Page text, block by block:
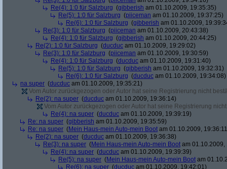
Re(4): 1:0 für Salzburg (gibberish am 01.10.2009, 19:35:35)
Re(5): 1:0 für Salzburg (piiceman am 01.10.2009, 19:37:25)
Re(6): 1:0 für Salzburg (gibberish am 01.10.2009,
Re(3): 1:0 für Salzburg (piiceman am 01.10.2009, 20:43:38)
Re(4): 1:0 für Salzburg (gibberish am 01.10.2009, 20:44:25)
Re(2): 1:0 für Salzburg (ducduc am 01.10.2009, 19:29:02)
Re(3): 1:0 für Salzburg (piiceman am 01.10.2009, 19:30:59)
Re(4): 1:0 für Salzburg (ducduc am 01.10.2009, 19:31:40)
Re(5): 1:0 für Salzburg (gibberish am 01.10.2009, 19:32:31)
Re(6): 1:0 für Salzburg (ducduc am 01.10.2009, 19:34:08)
na super (ducduc am 01.10.2009, 19:35:21)
Vom Autor zurückgezogen oder Autor hat seine Registrierung nicht
Re(2): na super (ducduc am 01.10.2009, 19:36:14)
Vom Autor zurückgezogen oder Autor hat seine Registrierung
Re(4): na super (ducduc am 01.10.2009, 19:39:19)
Re: na super (gibberish am 01.10.2009, 19:35:59)
Re: na super (Mein Haus-mein Auto-mein Boot am 01.10.2009,
Re(2): na super (ducduc am 01.10.2009, 19:36:38)
Re(3): na super (Mein Haus-mein Auto-mein Boot am 01.10.2009,
Re(4): na super (ducduc am 01.10.2009, 19:39:39)
Re(5): na super (Mein Haus-mein Auto-mein Boot am
Re(6): na super (ducduc am 01.10.2009, 19:42:01)